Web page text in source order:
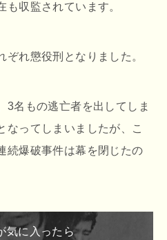
収監されています。
れ懲役刑となりました。
3名もの逃亡者を出してしま
なってしまいましたが、こ
続爆破事件は幕を閉じたの
気に入ったら